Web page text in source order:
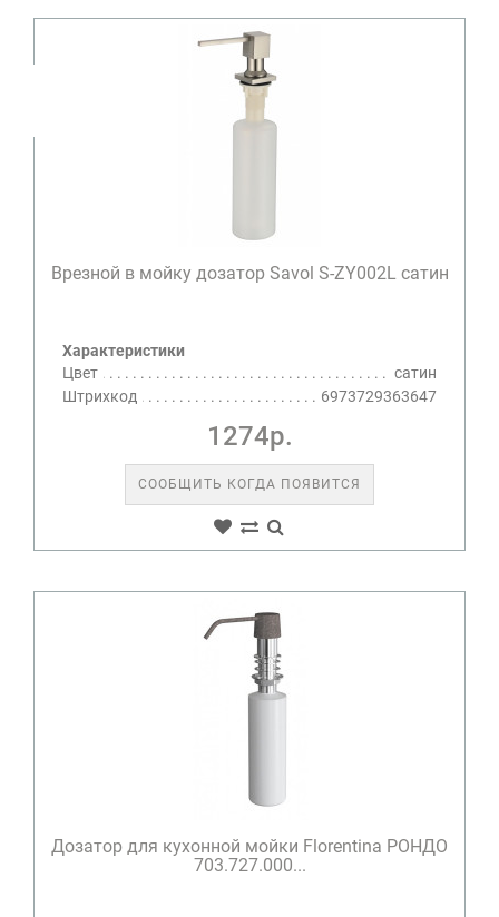
Врезной в мойку дозатор Savol S-ZY002L сатин
Характеристики
Цвет
сатин
Штрихкод
6973729363647
1274р.
СООБЩИТЬ КОГДА ПОЯВИТСЯ
Дозатор для кухонной мойки Florentina РОНДО
703.727.000...